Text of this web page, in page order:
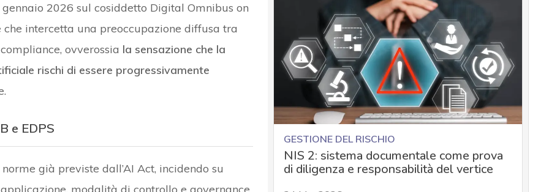
2026 sul cosiddetto Digital Omnibus on
intercetta una preoccupazione diffusa tra
ovverossia la sensazione che la
rischi di essere progressivamente
e EDPS
già previste dall’AI Act, incidendo su
GESTIONE DEL RISCHIO
NIS 2: sistema documentale come prova
di diligenza e responsabilità del vertice